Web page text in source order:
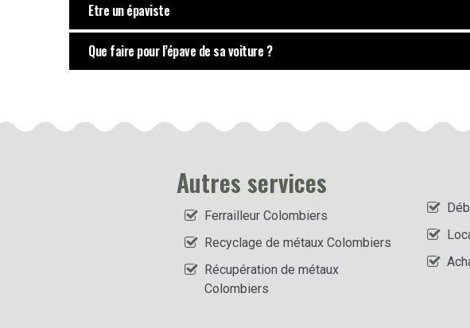
Etre un épaviste
Que faire pour l’épave de sa voiture ?
Autres services
Ferrailleur Colombiers
Recyclage de métaux Colombiers
Récupération de métaux
Colombiers